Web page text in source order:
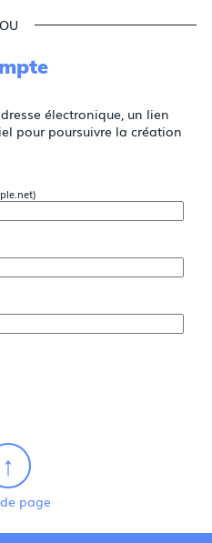
électronique, un lien
pour poursuivre la création
page